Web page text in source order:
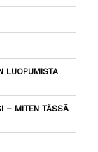
LUOPUMISTA
– MITEN TÄSSÄ